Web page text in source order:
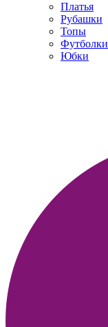
Платья
Рубашки
Топы
Футболки
Юбки